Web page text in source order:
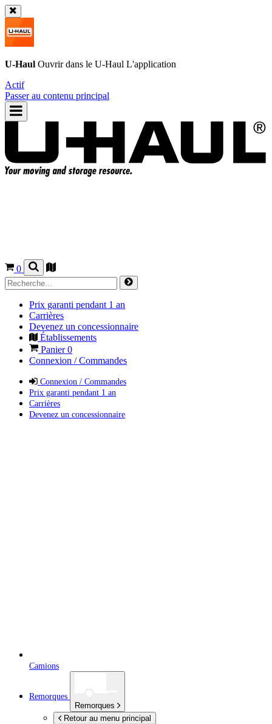
U-Haul Ouvrir dans le U-Haul L'application
Actif
Passer au contenu principal
0
Prix garanti pendant 1 an
Carrières
Devenez un concessionnaire
Établissements
Panier0
Connexion / Commandes
Connexion / Commandes
Prix garanti pendant 1 an
Carrières
Devenez un concessionnaire
Camions
Remorques
Remorques
Retour au menu principal